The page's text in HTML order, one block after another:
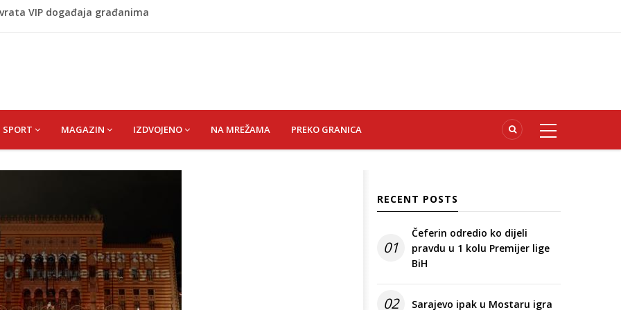
kolu Premijer lige BiH
HUSEIN-BEKTAŠ
SPORT MAGAZIN IZDVOJENO NA MREŽAMA PREKO GRANICA
RECENT POSTS
01
Čeferin odredio ko dijeli
pravdu u 1 kolu Premijer lige
BiH
02 Sarajevo ipak u Mostaru igra